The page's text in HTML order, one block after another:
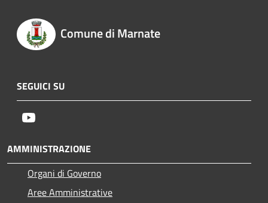
Comune di Marnate
SEGUICI SU
AMMINISTRAZIONE
Organi di Governo
Aree Amministrative